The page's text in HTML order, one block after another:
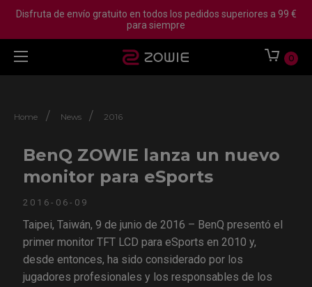
Disfruta de envío gratuito en todos los pedidos superiores a 99 €
para siempre
0
Home / News / 2016
BenQ ZOWIE lanza un nuevo
monitor para eSports
2016-06-09
Taipei, Taiwán, 9 de junio de 2016 – BenQ presentó el
primer monitor TFT LCD para eSports en 2010 y,
desde entonces, ha sido considerado por los
jugadores profesionales y los responsables de los